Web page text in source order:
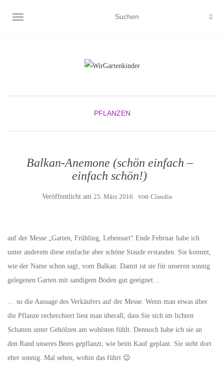
NAVIGATION UMSCHALTEN
PFLANZEN
Balkan-Anemone (schön einfach –
einfach schön!)
Veröffentlicht am 25. März 2016 von Claudia
auf der Messe „Garten, Frühling, Lebensart“ Ende Februar habe ich
unter anderem diese einfache aber schöne Staude erstanden. Sie kommt,
wie der Name schon sagt, vom Balkan. Damit ist sie für unseren sonnig
gelegenen Garten mit sandigem Boden gut geeignet…
… so die Aussage des Verkäufers auf der Messe. Wenn man etwas über
die Pflanze recherchiert liest man überall, dass Sie sich im lichten
Schatten unter Gehölzen am wohlsten fühlt. Dennoch habe ich sie an
den Rand unseres Beets gepflanzt, wie beim Kauf geplant. Sie steht dort
eher sonnig. Mal sehen, wohin das führt 😉